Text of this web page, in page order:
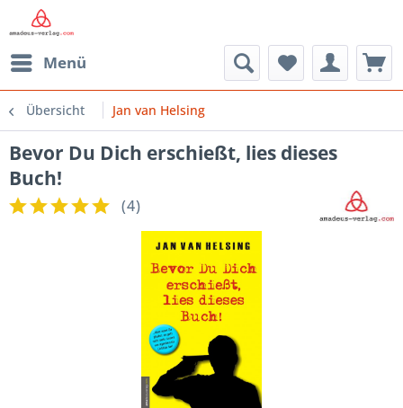
Menü
Übersicht Jan van Helsing
Bevor Du Dich erschießt, lies dieses
Buch!
(4)